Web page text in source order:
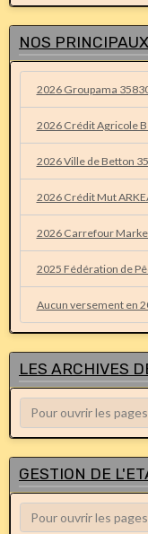
NOS
2026 Groupama
2026 Crédit Agricole
2026 Ville de Betton
2026 Crédit Mut
2026 Carrefour
2025 Fédération de
Aucun versement en
LES ARCHIVES
GESTION DE